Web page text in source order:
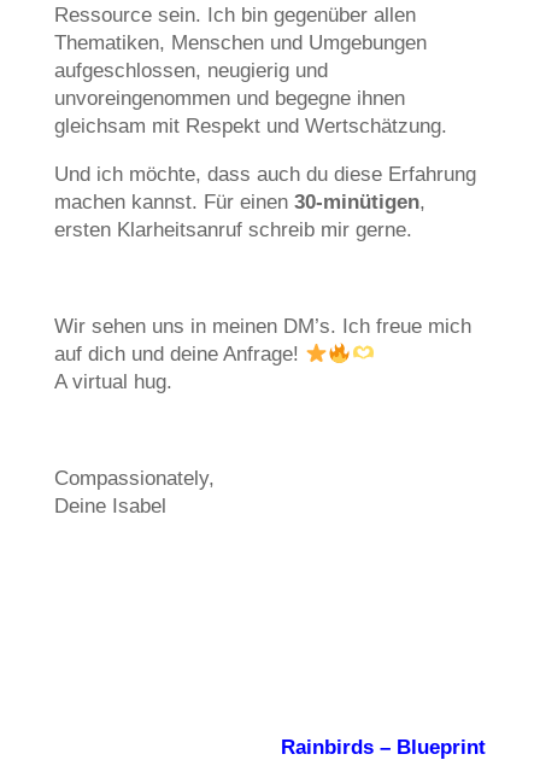
Ressource sein. Ich bin gegenüber allen
Thematiken, Menschen und Umgebungen
aufgeschlossen, neugierig und
unvoreingenommen und begegne ihnen
gleichsam mit Respekt und Wertschätzung.
Und ich möchte, dass auch du diese Erfahrung
machen kannst. Für einen 30-minütigen,
ersten Klarheitsanruf schreib mir gerne.
Wir sehen uns in meinen DM’s. Ich freue mich
auf dich und deine Anfrage!
A virtual hug.
Compassionately,
Deine Isabel
Rainbirds – Blueprint